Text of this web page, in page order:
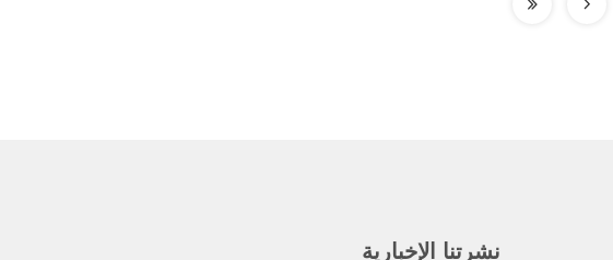
نشرتنا الإخبارية